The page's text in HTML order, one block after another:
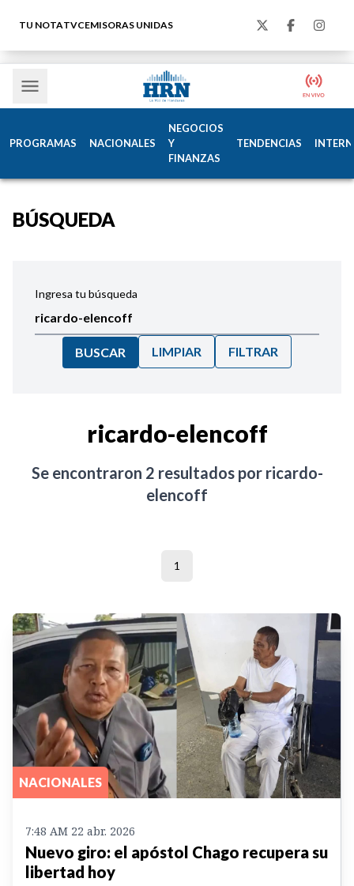
TU NOTATVCEMISORAS UNIDAS
PROGRAMAS NACIONALES
NEGOCIOS
Y
FINANZAS
TENDENCIAS
BÚSQUEDA
Ingresa tu búsqueda
BUSCAR LIMPIAR FILTRAR
ricardo-elencoff
Se encontraron 2 resultados por ricardo-
elencoff
1
NACIONALES
7:48 AM 22 abr. 2026
Nuevo giro: el apóstol Chago recupera su
libertad hoy